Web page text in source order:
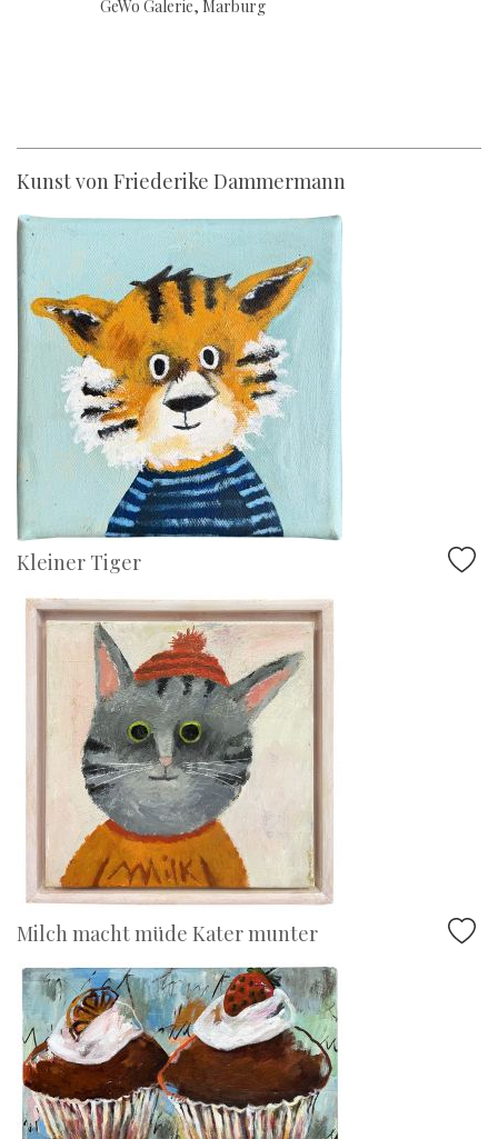
GeWo Galerie, Marburg
Kunst von Friederike Dammermann
Kleiner Tiger
Milch macht müde Kater munter